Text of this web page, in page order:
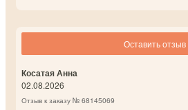
Оставить отзыв
Косатая Анна
02.08.2026
Отзыв к заказу № 68145069